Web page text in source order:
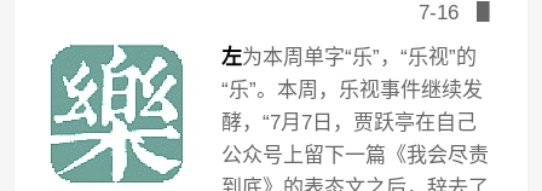
7-16 ▋
左为本周单字“乐”，“乐视”的
“乐”。本周，乐视事件继续发
酵，“7月7日，贾跃亭在自己
公众号上留下一篇《我会尽责